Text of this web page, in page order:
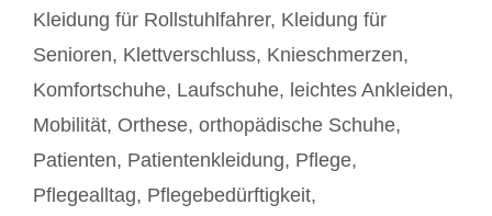
Kleidung für Rollstuhlfahrer, Kleidung für
Senioren, Klettverschluss, Knieschmerzen,
Komfortschuhe, Laufschuhe, leichtes Ankleiden,
Mobilität, Orthese, orthopädische Schuhe,
Patienten, Patientenkleidung, Pflege,
Pflegealltag, Pflegebedürftigkeit,